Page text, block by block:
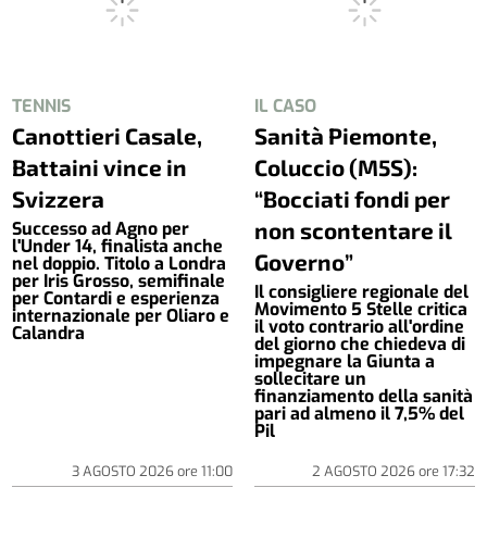
TENNIS
Canottieri Casale,
Battaini vince in
Svizzera
Successo ad Agno per
l'Under 14, finalista anche
nel doppio. Titolo a Londra
per Iris Grosso, semifinale
per Contardi e esperienza
internazionale per Oliaro e
Calandra
3 AGOSTO 2026ore 11:00
IL CASO
Sanità Piemonte,
Coluccio (M5S):
“Bocciati fondi per
non scontentare il
Governo”
Il consigliere regionale del
Movimento 5 Stelle critica
il voto contrario all'ordine
del giorno che chiedeva di
impegnare la Giunta a
sollecitare un
finanziamento della sanità
pari ad almeno il 7,5% del
Pil
2 AGOSTO 2026ore 17:32